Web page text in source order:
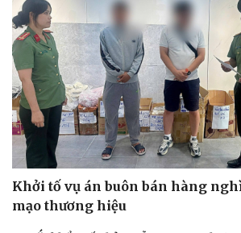
Dinh dưỡng - món ngon
Đời sống
Khởi tố vụ án buôn bán hàng
mạo thương hiệu